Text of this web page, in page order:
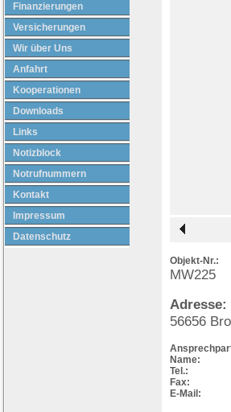
Finanzierungen
Versicherungen
Wir über Uns
Anfahrt
Kooperationen
Downloads
Links
Notizblock
Notrufnummern
Kontakt
Impressum
Datenschutz
Objekt-Nr.:
MW225
Adresse:
56656
Name:
Tel.:
Fax:
E-Mail: